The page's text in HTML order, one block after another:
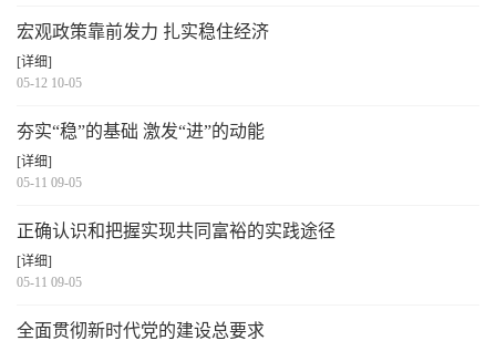
宏观政策靠前发力 扎实稳住经济
[详细]
05-12 10-05
夯实“稳”的基础 激发“进”的动能
[详细]
05-11 09-05
正确认识和把握实现共同富裕的实践途径
[详细]
05-11 09-05
全面贯彻新时代党的建设总要求